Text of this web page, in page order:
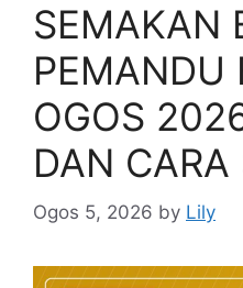
SEMAKAN
PEMANDU
OGOS
DAN CARA
Ogos 5, 2026 by Lily